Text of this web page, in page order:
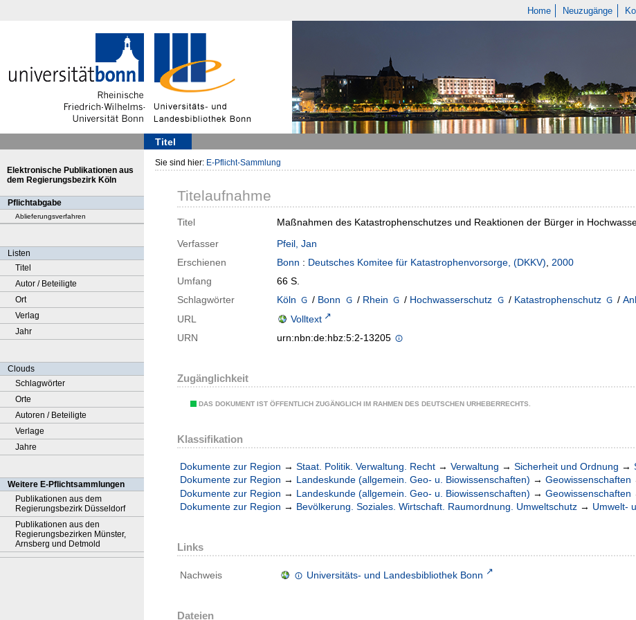
Home Neuzugänge
Titel
Elektronische Publikationen aus
dem Regierungsbezirk Köln
Pflichtabgabe
Ablieferungsverfahren
Listen
Titel
Autor / Beteiligte
Ort
Verlag
Jahr
Clouds
Schlagwörter
Orte
Autoren / Beteiligte
Verlage
Jahre
Weitere E-Pflichtsammlungen
Publikationen aus dem
Regierungsbezirk Düsseldorf
Publikationen aus den
Regierungsbezirken Münster,
Arnsberg und Detmold
Sie sind hier: E-Pflicht-Sammlung
Titelaufnahme
Titel
Maßnahmen des Katastrophenschutzes und Reaktionen der Bürger in
Verfasser
Pfeil, Jan
Erschienen
Bonn : Deutsches Komitee für Katastrophenvorsorge, (DKKV), 2000
Umfang
66 S.
Schlagwörter
Köln / Bonn / Rhein / Hochwasserschutz / Katastrophenschutz /
URL
Volltext
URN
urn:nbn:de:hbz:5:2-13205
Zugänglichkeit
DAS DOKUMENT IST ÖFFENTLICH ZUGÄNGLICH IM RAHMEN DES DEUTSCHEN URHEBERRECHTS.
Klassifikation
Dokumente zur Region → Staat. Politik. Verwaltung. Recht → Verwaltung → Sicherheit und Ordnung →
Dokumente zur Region → Landeskunde (allgemein. Geo- u. Biowissenschaften) → Geowissenschaften
Dokumente zur Region → Landeskunde (allgemein. Geo- u. Biowissenschaften) → Geowissenschaften
Dokumente zur Region → Bevölkerung. Soziales. Wirtschaft. Raumordnung. Umweltschutz → Umwelt-
Links
Nachweis Universitäts- und Landesbibliothek Bonn
Dateien